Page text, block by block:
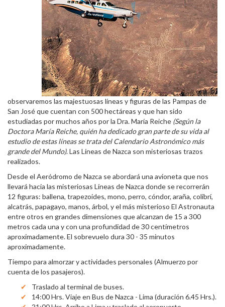
observaremos las majestuosas líneas y figuras de las Pampas de
San José que cuentan con 500 hectáreas y que han sido
estudiadas por muchos años por la Dra. María Reiche (Según la
Doctora María Reiche, quién ha dedicado gran parte de su vida al
estudio de estas líneas se trata del Calendario Astronómico más
grande del Mundo). Las Líneas de Nazca son misteriosas trazos
realizados.
Desde el Aeródromo de Nazca se abordará una avioneta que nos
llevará hacia las misteriosas Líneas de Nazca donde se recorrerán
12 figuras: ballena, trapezoides, mono, perro, cóndor, araña, colibrí,
alcatrás, papagayo, manos, árbol, y el más misterioso El Astronauta
entre otros en grandes dimensiones que alcanzan de 15 a 300
metros cada una y con una profundidad de 30 centímetros
aproximadamente. El sobrevuelo dura 30 - 35 minutos
aproximadamente.
Tiempo para almorzar y actividades personales (Almuerzo por
cuenta de los pasajeros).
Traslado al terminal de buses.
14:00 Hrs. Viaje en Bus de Nazca - Lima (duración 6.45 Hrs.).